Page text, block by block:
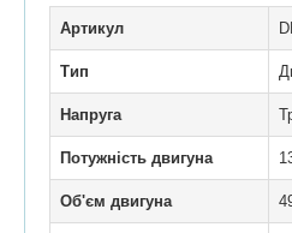
Артикул
Тип
Напруга
Потужність двигуна
Об'єм двигуна